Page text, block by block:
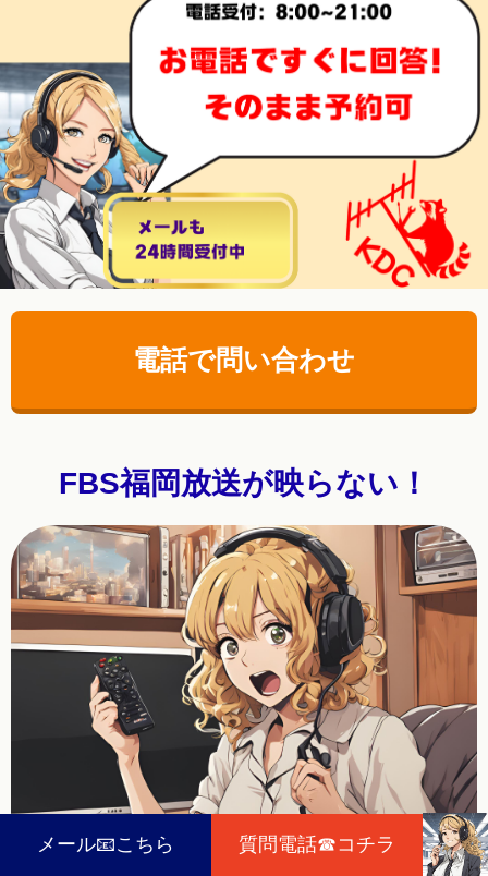
メール📧こちら 質問電話☎コチラ
電話で問い合わせ
FBS福岡放送が映らない！
どうしたらいいの？